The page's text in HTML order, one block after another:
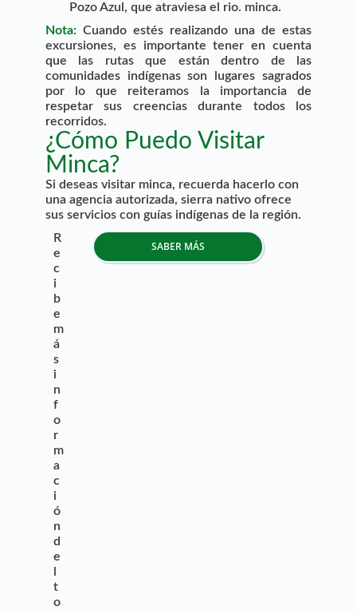
Pozo Azul, que atraviesa el rio. minca.
Nota:Cuando estés realizando una de estas
excursiones, es importante tener en cuenta
que las rutas que están dentro de las
comunidades indígenas son lugares sagrados
por lo que reiteramos la importancia de
respetar sus creencias durante todos los
recorridos.
¿Cómo Puedo Visitar
Minca?
Si deseas visitar minca, recuerda hacerlo con
una agencia autorizada, sierra nativo ofrece
sus servicios con guías indígenas de la región.
R
e
c
i
b
e
m
á
s
i
n
f
o
r
m
a
c
i
ó
n
d
e
t
o
SABER MÁS